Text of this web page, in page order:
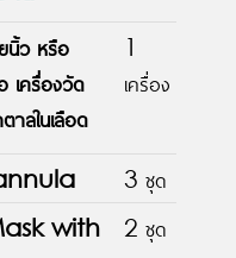
นิ้ว หรือ
เครื่องวัด
าลในเลือด
1
เครื่อง
3 ชุด
Mask with
2 ชุด